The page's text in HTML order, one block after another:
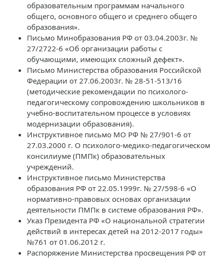
образовательным программам начального
общего, основного общего и среднего общего
образования».
Письмо Минобразования РФ от 03.04.2003г. №
27/2722-6 «Об организации работы с
обучающими, имеющих сложный дефект».
Письмо Министерства образования Российской
Федерации от 27.06.2003г. № 28-51-513/16
(методические рекомендации по психолого-
педагогическому сопровождению школьников в
учебно-воспитательном процессе в условиях
модернизации образования).
Инструктивное письмо МО РФ № 27/901-6 от
27.03.2000 г. О психолого-медико-педагогическом
консилиуме (ПМПк) образовательных
учреждений.
Инструктивное письмо Министерства
образования РФ от 22.05.1999г. № 27/598-6 «О
нормативно-правовых основах организации
деятельности ПМПк в системе образования РФ».
Указ Президента РФ «О национальной стратегии
действий в интересах детей на 2012-2017 годы»
№761 от 01.06.2012 г.
Распоряжение Министерства просвещения РФ от